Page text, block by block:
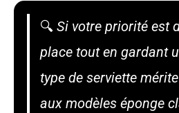
🔍 Si votre priorité est
place tout en gardant
type de serviette
aux modèles éponge